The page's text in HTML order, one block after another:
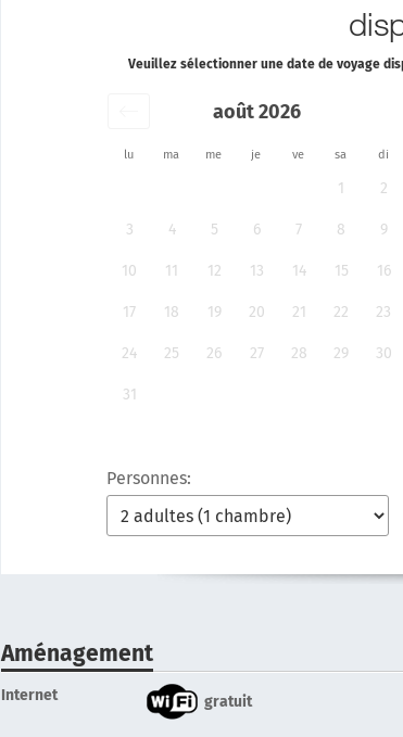
Veuillez sélectionner une date de voyage
lu ma me je ve sa di
août 2026
1 2
3 4 5 6 7 8 9
10 11 12 13 14 15 16
17 18 19 20 21 22 23
24 25 26 27 28 29 30
31
Personnes:
Aménagement
Internet gratuit